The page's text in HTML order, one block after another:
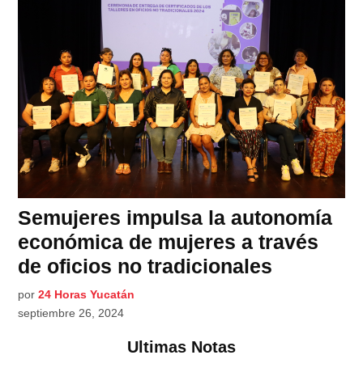
Semujeres impulsa la autonomía
económica de mujeres a través
de oficios no tradicionales
por 24 Horas Yucatán
septiembre 26, 2024
Ultimas Notas